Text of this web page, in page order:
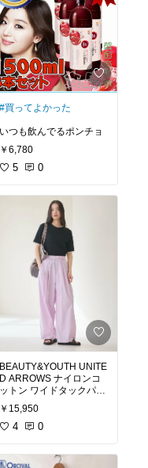
#買ってよかった
いつも飲んでるポンチョ
￥6,780
5 0
BEAUTY&YOUTH UNITE
D ARROWS ナイロンコ
ットン ワイドタックパン
ティー＆ユース ユナイ
テッドアローズ パンツ そ
料無料】
￥15,950
4 0